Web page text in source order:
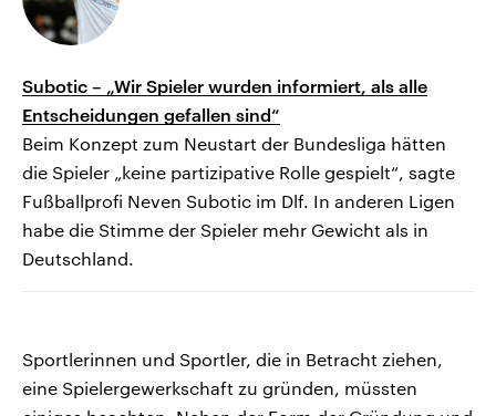
Subotic – „Wir Spieler wurden informiert, als alle
Entscheidungen gefallen sind“
Beim Konzept zum Neustart der Bundesliga hätten
die Spieler „keine partizipative Rolle gespielt“, sagte
Fußballprofi Neven Subotic im Dlf. In anderen Ligen
habe die Stimme der Spieler mehr Gewicht als in
Deutschland.
Sportlerinnen und Sportler, die in Betracht ziehen,
eine Spielergewerkschaft zu gründen, müssten